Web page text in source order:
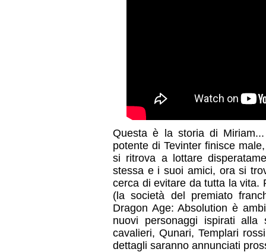
Questa è la storia di
potente di Tevinter finisce
si ritrova a lottare
stessa e i suoi amici, ora si
cerca di evitare da tutta la vita.
(la società del premiato
Dragon Age: Absolution è
nuovi personaggi ispirati
cavalieri, Qunari, Templari
dettagli saranno annunciati